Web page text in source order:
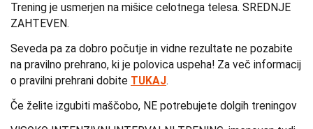
Trening je usmerjen na mišice celotnega telesa. SREDNJE
ZAHTEVEN.
Seveda pa za dobro počutje in vidne rezultate ne pozabite
na pravilno prehrano, ki je polovica uspeha! Za več informacij
o pravilni prehrani dobite TUKAJ.
Če želite izgubiti maščobo, NE potrebujete dolgih treningov